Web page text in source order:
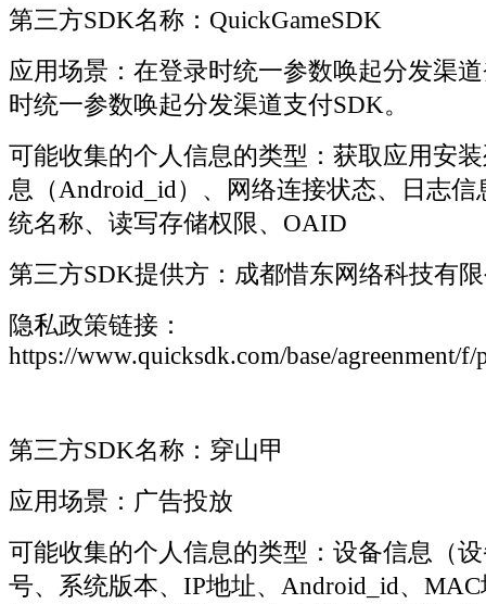
第三方SDK名称：QuickGameSDK
应用场景：在登录时统一参数唤起分发渠
时统一参数唤起分发渠道支付SDK。
可能收集的个人信息的类型：获取应用安
息（Android_id）、网络连接状态、日志
统名称、读写存储权限、OAID
第三方SDK提供方：成都惜东网络科技有
隐私政策链接：
https://www.quicksdk.com/base/agreenment/f/
第三方SDK名称：穿山甲
应用场景：广告投放
可能收集的个人信息的类型：设备信息（
号、系统版本、IP地址、Android_id、